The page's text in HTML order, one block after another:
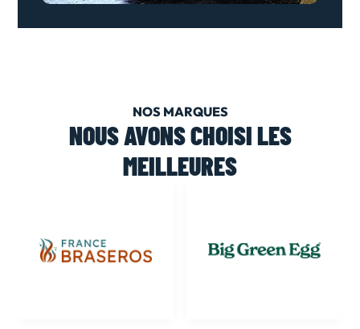
NOS MARQUES
NOUS AVONS CHOISI LES
MEILLEURES